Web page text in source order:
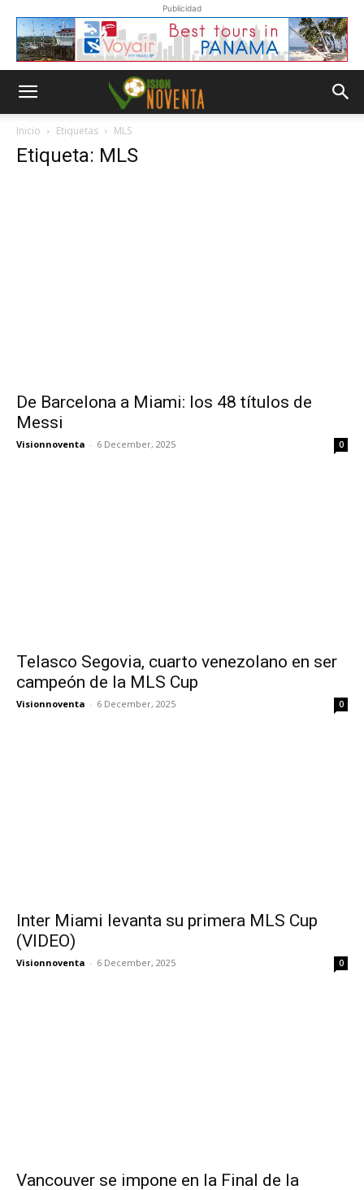
Publicidad
Inicio Etiquetas MLS
Etiqueta: MLS
De Barcelona a Miami: los 48 títulos de
Messi
Visionnoventa - 6 December, 2025 0
Telasco Segovia, cuarto venezolano en ser
campeón de la MLS Cup
Visionnoventa - 6 December, 2025 0
Inter Miami levanta su primera MLS Cup
(VIDEO)
Visionnoventa - 6 December, 2025 0
Vancouver se impone en la Final de la